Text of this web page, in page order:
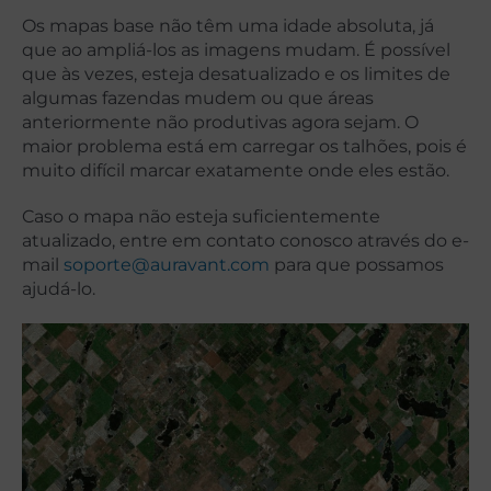
Os mapas base não têm uma idade absoluta, já
que ao ampliá-los as imagens mudam. É possível
que às vezes, esteja desatualizado e os limites de
algumas fazendas mudem ou que áreas
anteriormente não produtivas agora sejam. O
maior problema está em carregar os talhões, pois é
muito difícil marcar exatamente onde eles estão.
Caso o mapa não esteja suficientemente
atualizado, entre em contato conosco através do e-
mail soporte@auravant.com para que possamos
ajudá-lo.